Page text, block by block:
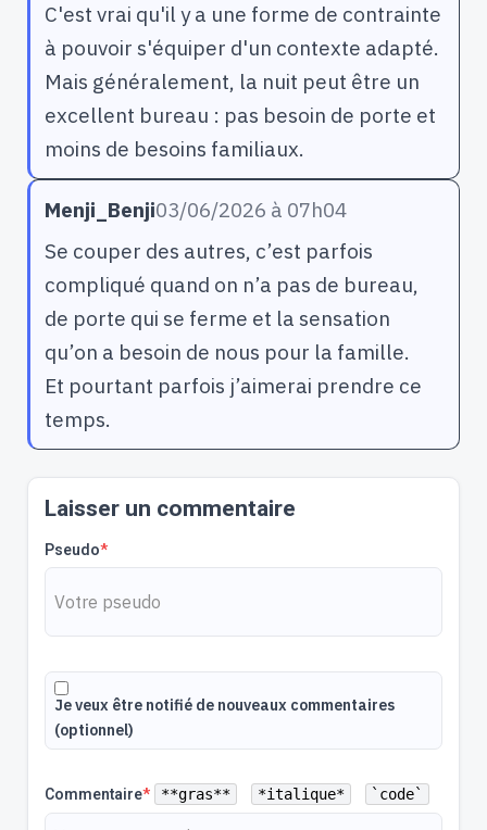
C'est vrai qu'il y a une forme de contrainte
à pouvoir s'équiper d'un contexte adapté.
Mais généralement, la nuit peut être un
excellent bureau : pas besoin de porte et
moins de besoins familiaux.
Menji_Benji03/06/2026 à 07h04
Se couper des autres, c’est parfois
compliqué quand on n’a pas de bureau,
de porte qui se ferme et la sensation
qu’on a besoin de nous pour la famille.
Et pourtant parfois j’aimerai prendre ce
temps.
Laisser un commentaire
Pseudo*
Je veux être notifié de nouveaux commentaires
(optionnel)
Commentaire* **gras** *italique* `code`